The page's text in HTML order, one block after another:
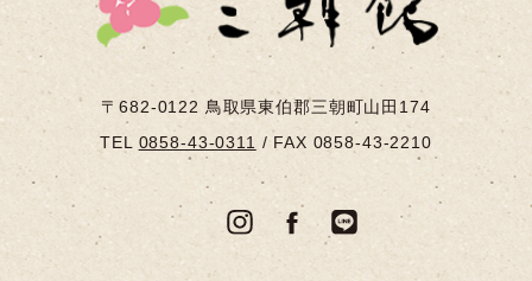
〒682-0122 鳥取県東伯郡三朝町山田174
TEL 0858-43-0311 /FAX 0858-43-2210